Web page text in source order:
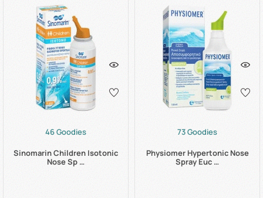
46 Goodies
Sinomarin Children Isotonic
Nose Sp …
73 Goodies
Physiomer Hypertonic Nose
Spray Euc …